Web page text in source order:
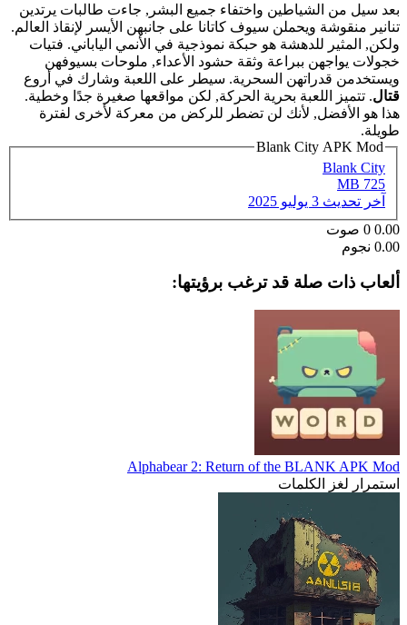
بعد سيل من الشياطين واختفاء جميع البشر, جاءت طالبات يرتدين
تنانير منقوشة ويحملن سيوف كاتانا على جانبهن الأيسر لإنقاذ العالم.
ولكن, المثير للدهشة هو حبكة نموذجية في الأنمي الياباني. فتيات
خجولات يواجهن ببراعة وثقة حشود الأعداء, ملوحات بسيوفهن
ويستخدمن قدراتهن السحرية. سيطر على اللعبة وشارك في أروع
قتال. تتميز اللعبة بحرية الحركة, لكن مواقعها صغيرة جدًا وخطية.
هذا هو الأفضل, لأنك لن تضطر للركض من معركة لأخرى لفترة
طويلة.
Blank City APK Mod
Blank City
725 MB
آخر تحديث 3 يوليو 2025
0.00
0 صوت
0.00 نجوم
ألعاب ذات صلة قد ترغب برؤيتها:
Alphabear 2: Return of the BLANK APK Mod
استمرار لغز الكلمات